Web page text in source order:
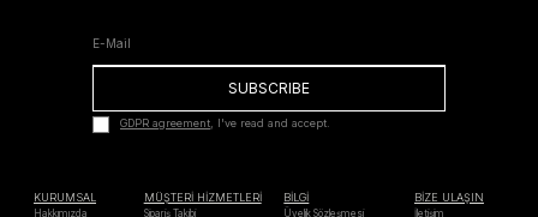
SUBSCRIBE
GDPR agreement, I've read and accept.
KURUMSAL
Hakkımızda
MÜŞTERİ HİZMETLERİ
Sipariş Takibi
BİLGİ
Üyelik Sözleşmesi
BİZE ULAŞIN
İletişim